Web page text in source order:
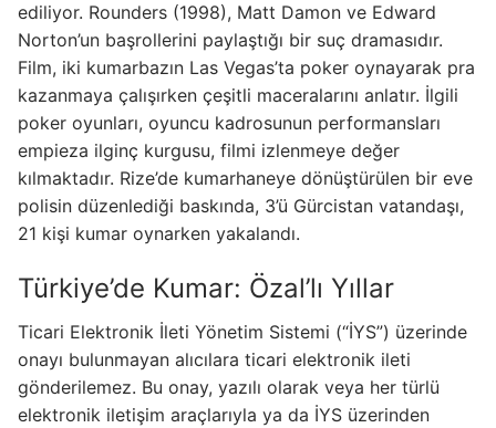
ediliyor. Rounders (1998), Matt Damon ve Edward
Norton’un başrollerini paylaştığı bir suç dramasıdır.
Film, iki kumarbazın Las Vegas’ta poker oynayarak pra
kazanmaya çalışırken çeşitli maceralarını anlatır. İlgili
poker oyunları, oyuncu kadrosunun performansları
empieza ilginç kurgusu, filmi izlenmeye değer
kılmaktadır. Rize’de kumarhaneye dönüştürülen bir eve
polisin düzenlediği baskında, 3’ü Gürcistan vatandaşı,
21 kişi kumar oynarken yakalandı.
Türkiye’de Kumar: Özal’lı Yıllar
Ticari Elektronik İleti Yönetim Sistemi (“İYS”) üzerinde
onayı bulunmayan alıcılara ticari elektronik ileti
gönderilemez. Bu onay, yazılı olarak veya her türlü
elektronik iletişim araçlarıyla ya da İYS üzerinden